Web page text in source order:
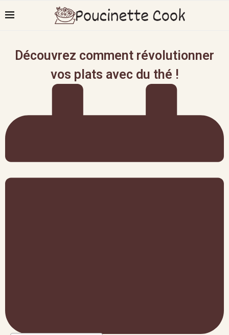
Découvrez comment révolutionner
vos plats avec du thé !